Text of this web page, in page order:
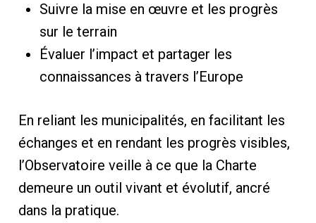
Suivre la mise en œuvre et les progrès
sur le terrain
Évaluer l’impact et partager les
connaissances à travers l’Europe
En reliant les municipalités, en facilitant les
échanges et en rendant les progrès visibles,
l’Observatoire veille à ce que la Charte
demeure un outil vivant et évolutif, ancré
dans la pratique.